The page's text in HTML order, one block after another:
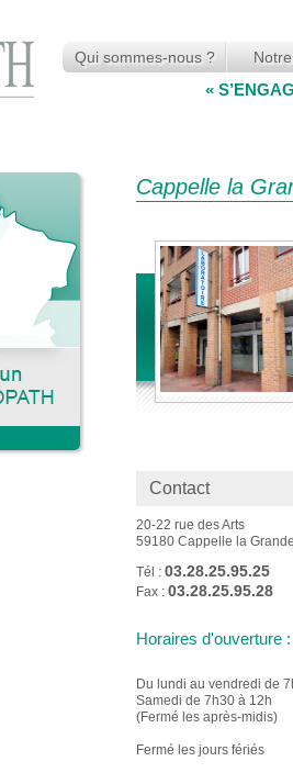
Qui sommes-nous ?
«
Cappelle la
Contact
20-22 rue des Arts
59180 Cappelle la
Tél : 03.28.25.95.25
Fax : 03.28.25.95.28
Horaires d'ouverture :
Du lundi au vendredi de
Samedi de 7h30 à 12h
(Fermé les après-midis)
Fermé les jours fériés